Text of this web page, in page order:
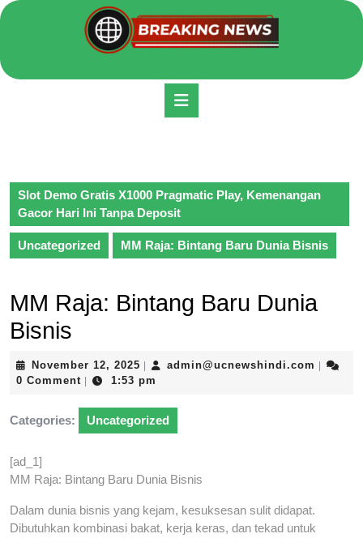
Skip
Slot Demo Gratis X1000 Pragmatic Play, Kemenangan
Gacor Hari Ini Tanpa Deposit
Uncategorized MM Raja: Bintang Baru Dunia Bisnis
MM Raja: Bintang Baru Dunia
Bisnis
November 12, 2025 November
12,
admin@ucnewshindi.com
0 Comment 1:53 pm
Categories: Uncategorized
[ad_1]
MM Raja: Bintang Baru Dunia Bisnis
Dalam dunia bisnis yang kejam, kesuksesan sulit didapat.
Dibutuhkan kombinasi bakat, kerja keras, dan tekad untuk